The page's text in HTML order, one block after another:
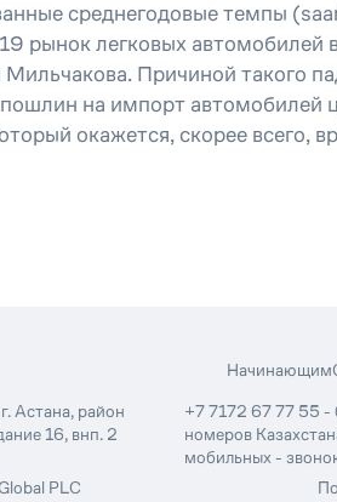
среднегодовые темпы
рынок легковых
Причиной такого
на импорт автомобилей
окажется, скорее всего,
Начинающим
Астана, район
16, внп. 2
+7 7172 67 77 55 -
номеров
мобильных -
PLC